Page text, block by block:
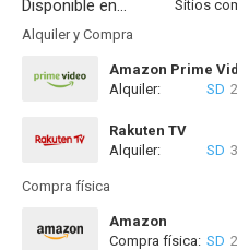
Disponible en...
Alquiler y Compra
Amazon Prime
Alquiler:
SD
Rakuten TV
Alquiler:
SD
Compra física
Amazon
Compra física: SD